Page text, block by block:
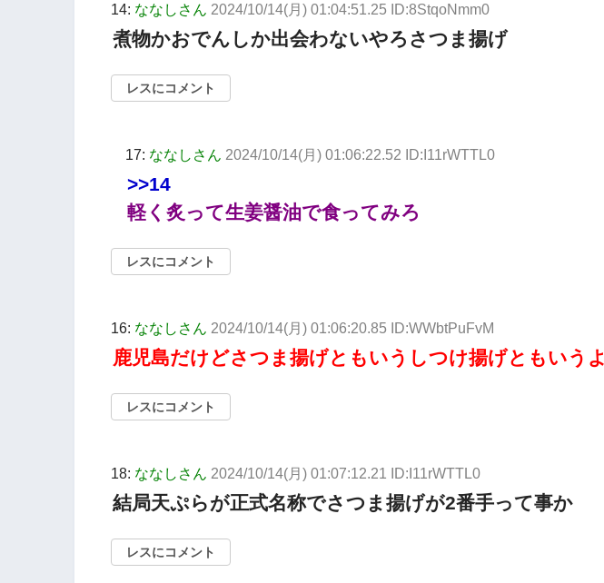
14: ななしさん 2024/10/14(月) 01:04:51.25 ID:8StqoNmm0
煮物かおでんしか出会わないやろさつま揚げ
レスにコメント
17: ななしさん 2024/10/14(月) 01:06:22.52 ID:I11rWTTL0
>>14
軽く炙って生姜醤油で食ってみろ
レスにコメント
16: ななしさん 2024/10/14(月) 01:06:20.85 ID:WWbtPuFvM
鹿児島だけどさつま揚げともいうしつけ揚げともいうよ
レスにコメント
18: ななしさん 2024/10/14(月) 01:07:12.21 ID:I11rWTTL0
結局天ぷらが正式名称でさつま揚げが2番手って事か
レスにコメント